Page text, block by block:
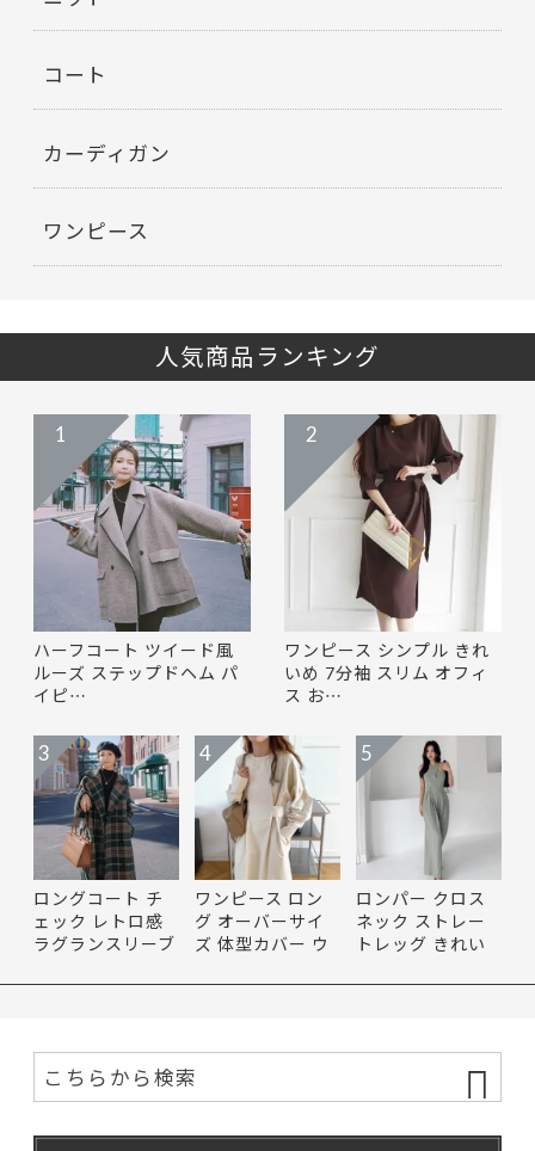
コート
カーディガン
ワンピース
人気商品ランキング
ハーフコート ツイード風
ルーズ ステップドヘム パ
イピ…
1
ワンピース シンプル きれ
いめ 7分袖 スリム オフィ
ス お…
2
ロングコート チ
ェック レトロ感
ラグランスリーブ
3
ワンピース ロン
グ オーバーサイ
ズ 体型カバー ウ
4
ロンパー クロス
ネック ストレー
トレッグ きれい
5